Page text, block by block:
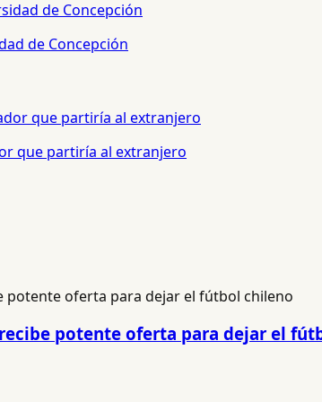
de Concepción
que partiría al extranjero
potente oferta para dejar el